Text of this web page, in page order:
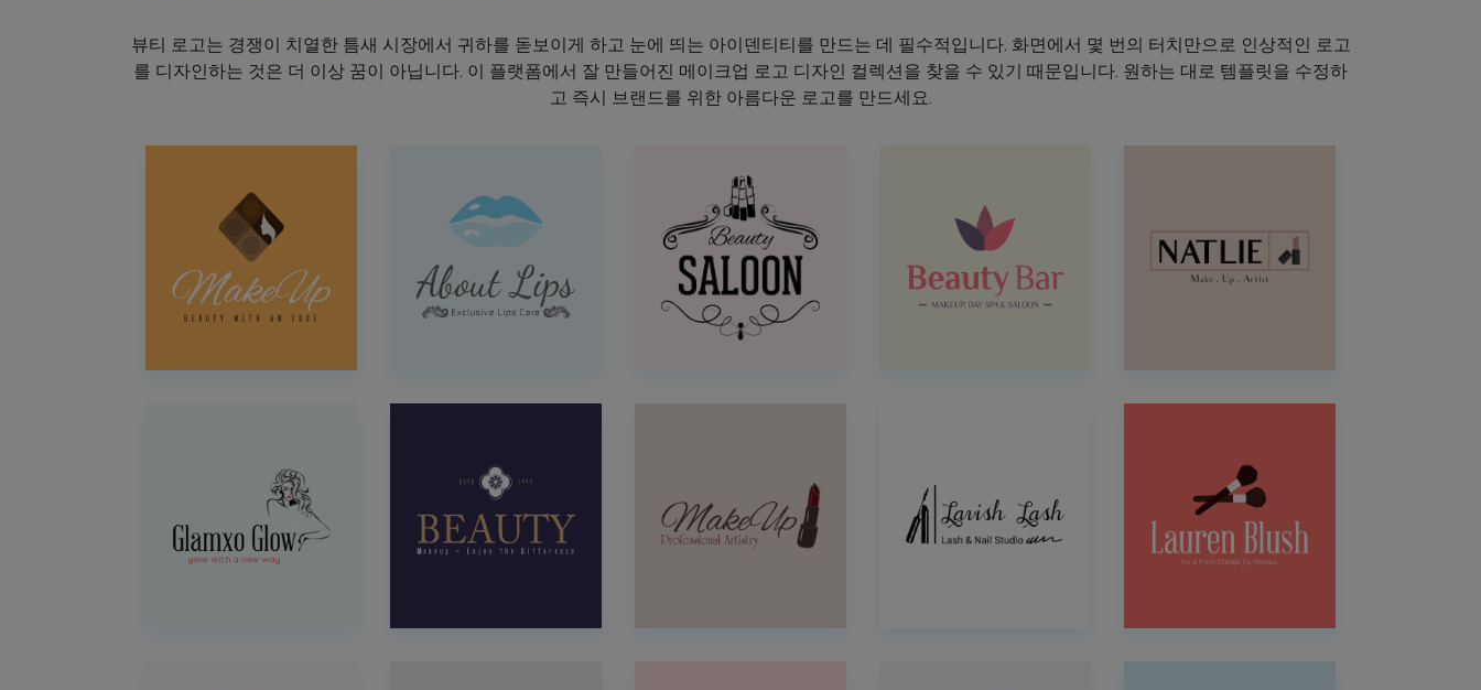
뷰티 로고는 경쟁이 치열한 틈새 시장에서 귀하를 돋보이게 하고 눈에 띄는 아이덴티티를 만드는 데 필수적입니다. 화면에서 몇 번의 터치만으로 인상적인 로고
를 디자인하는 것은 더 이상 꿈이 아닙니다. 이 플랫폼에서 잘 만들어진 메이크업 로고 디자인 컬렉션을 찾을 수 있기 때문입니다. 원하는 대로 템플릿을 수정하
고 즉시 브랜드를 위한 아름다운 로고를 만드세요.